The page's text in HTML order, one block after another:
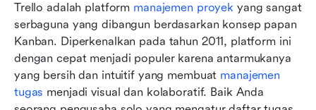
Trello adalah platform manajemen proyek yang sangat
serbaguna yang dibangun berdasarkan konsep papan
Kanban. Diperkenalkan pada tahun 2011, platform ini
dengan cepat menjadi populer karena antarmukanya
yang bersih dan intuitif yang membuat manajemen
tugas menjadi visual dan kolaboratif. Baik Anda